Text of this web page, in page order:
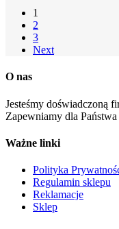
1
2
3
Next
O nas
Jesteśmy doświadczoną
Zapewniamy dla
Ważne linki
Polityka
Regulamin sklepu
Reklamacje
Sklep